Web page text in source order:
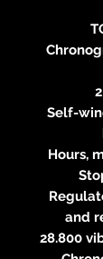
Self-
Hours,
and
28.800